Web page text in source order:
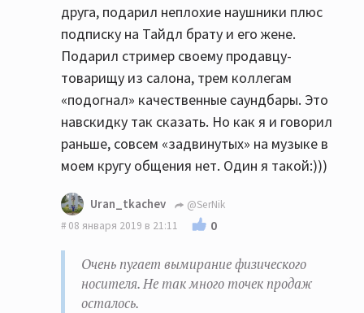
друга, подарил неплохие наушники плюс
подписку на Тайдл брату и его жене.
Подарил стример своему продавцу-
товарищу из салона, трем коллегам
«подогнал» качественные саундбары. Это
навскидку так сказать. Но как я и говорил
раньше, совсем «задвинутых» на музыке в
моем кругу общения нет. Один я такой:)))
Uran_tkachev
@SerNik
08 января 2019 в 21:11
0
Очень пугает вымирание физического
носителя. Не так много точек продаж
осталось.